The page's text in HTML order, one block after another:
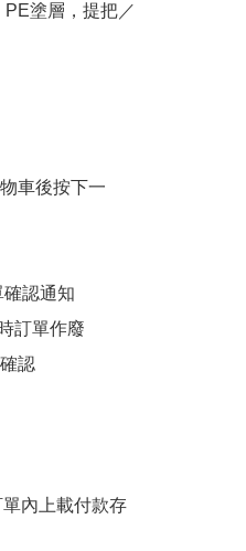
塗層，提把／
車後按下一
認通知
訂單作廢
認
內上載付款存